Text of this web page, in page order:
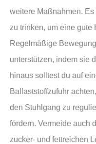
weitere Maßnahmen.
zu trinken, um eine gute
Regelmäßige
unterstützen, indem sie
hinaus solltest du auf
Ballaststoffzufuhr
den Stuhlgang zu
fördern. Vermeide auch
zucker- und fettreichen